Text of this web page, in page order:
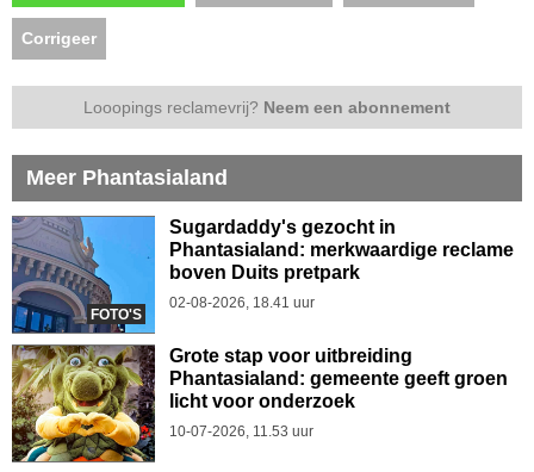
Corrigeer
Looopings reclamevrij? Neem een abonnement
Meer Phantasialand
FOTO'S
Sugardaddy's gezocht in
Phantasialand: merkwaardige reclame
boven Duits pretpark
02-08-2026, 18.41 uur
Grote stap voor uitbreiding
Phantasialand: gemeente geeft groen
licht voor onderzoek
10-07-2026, 11.53 uur